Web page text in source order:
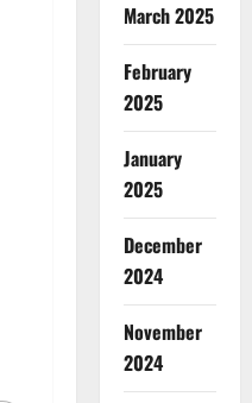
March 2025
February
2025
January
2025
December
2024
November
2024